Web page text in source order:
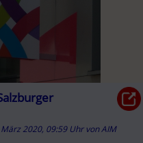
März 2020, 09:59 Uhr vonAIM